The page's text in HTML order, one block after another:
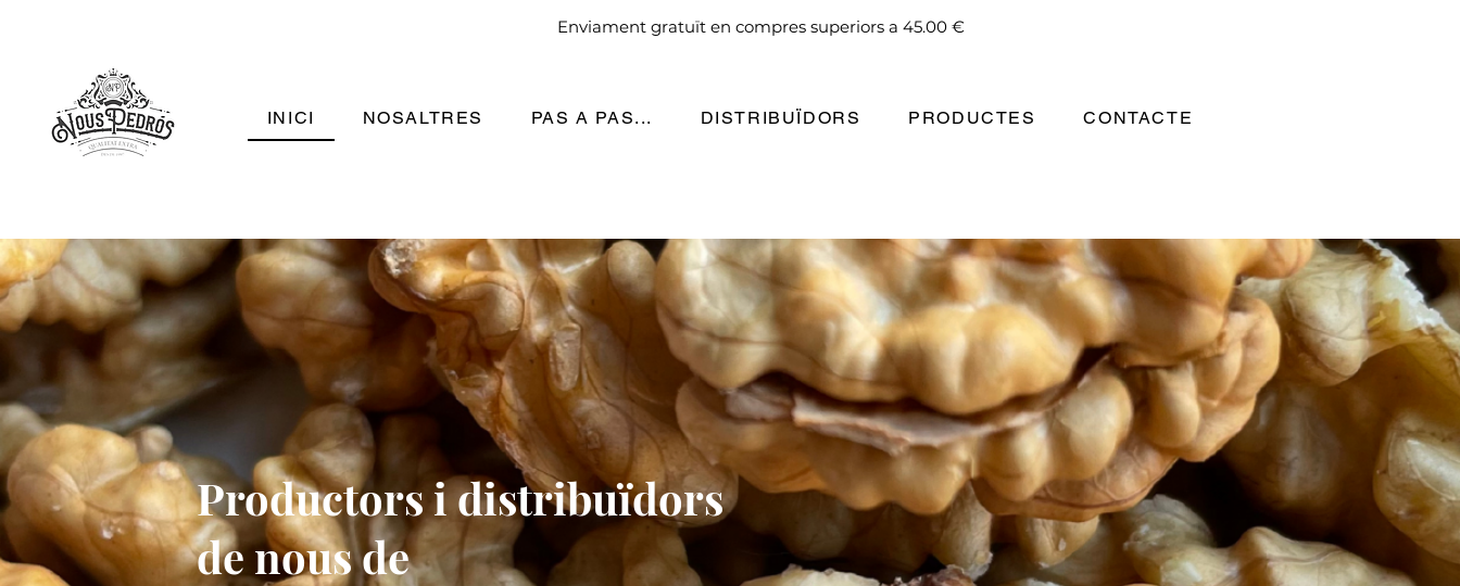
INICI NOSALTRES PAS A PAS... DISTRIBUÏDORS PRODUCTES CONTACTE
Enviament gratuït en compres superiors a 45.00 €
Productors i distribuïdors
de nous de